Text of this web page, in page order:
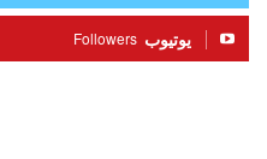
يوتيوب Followers